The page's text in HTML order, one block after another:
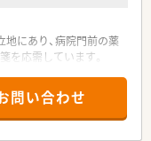
にあり、病院門前の薬
応需しています。
分担しています。
から17時30分までと
ト制を採用していま
問い合わせ